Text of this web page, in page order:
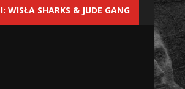
WISŁA SHARKS & JUDE GANG